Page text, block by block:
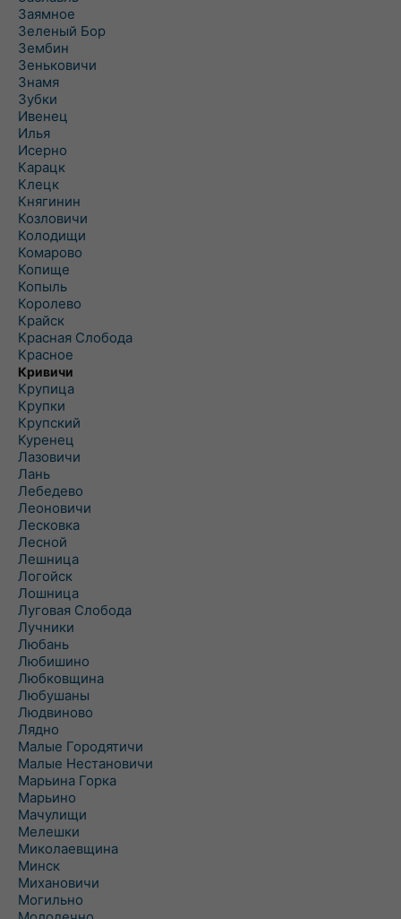
Заямное
Зеленый Бор
Зембин
Зеньковичи
Знамя
Зубки
Ивенец
Илья
Исерно
Карацк
Клецк
Княгинин
Козловичи
Колодищи
Комарово
Копище
Копыль
Королево
Крайск
Красная Слобода
Красное
Кривичи
Крупица
Крупки
Крупский
Куренец
Лазовичи
Лань
Лебедево
Леоновичи
Лесковка
Лесной
Лешница
Логойск
Лошница
Луговая Слобода
Лучники
Любань
Любишино
Любковщина
Любушаны
Людвиново
Лядно
Малые Городятичи
Малые Нестановичи
Марьина Горка
Марьино
Мачулищи
Мелешки
Миколаевщина
Минск
Михановичи
Могильно